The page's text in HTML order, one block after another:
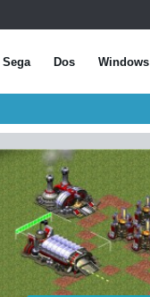
Sega Dos Windows